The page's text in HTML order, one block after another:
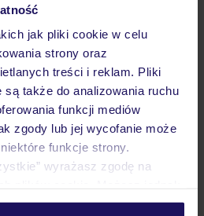
jak pliki cookie w celu
strony oraz
treści i reklam. Pliki
także do analizowania ruchu
funkcji mediów
zgody lub jej wycofanie może
funkcje strony.
wyrażasz zgodę na
wchodząc w zakładkę